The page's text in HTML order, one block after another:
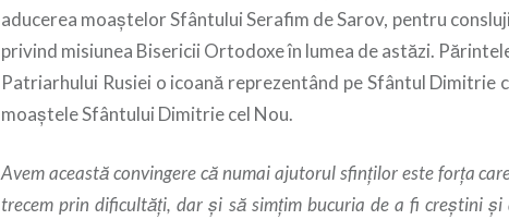
aducerea moaştelor Sfântului Serafim de Sarov, pentru
privind misiunea Bisericii Ortodoxe în lumea de astăzi.
Patriarhului Rusiei o icoană reprezentând pe Sfântul Dimitrie
moaştele Sfântului Dimitrie cel Nou.
Avem această convingere că numai ajutorul sfinţilor este forţa
trecem prin dificultăţi, dar şi să simţim bucuria de a fi creştini şi